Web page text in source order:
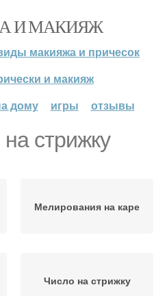
И МАКИЯЖ
макияжа и причесок
и макияж
дому
игры отзывы
стрижку
Мелирования на каре
Число на стрижку